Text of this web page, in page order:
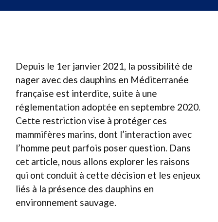
Depuis le 1er janvier 2021, la possibilité de
nager avec des dauphins en Méditerranée
française est interdite, suite à une
réglementation adoptée en septembre 2020.
Cette restriction vise à protéger ces
mammifères marins, dont l’interaction avec
l’homme peut parfois poser question. Dans
cet article, nous allons explorer les raisons
qui ont conduit à cette décision et les enjeux
liés à la présence des dauphins en
environnement sauvage.